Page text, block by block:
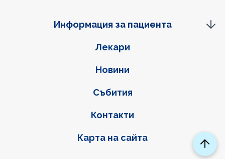
Фуутер навигация
Лекари
Новини
Събития
Контакти
Карта на сайта
Информация за пациента